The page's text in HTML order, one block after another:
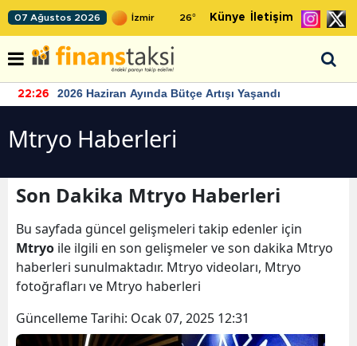
07 Ağustos 2026 26° Künye İletişim
22:26 2026 Haziran Ayında Bütçe Artışı Yaşandı
Mtryo Haberleri
Son Dakika Mtryo Haberleri
Bu sayfada güncel gelişmeleri takip edenler için
Mtryo ile ilgili en son gelişmeler ve son dakika Mtryo
haberleri sunulmaktadır. Mtryo videoları, Mtryo
fotoğrafları ve Mtryo haberleri
Güncelleme Tarihi: Ocak 07, 2025 12:31